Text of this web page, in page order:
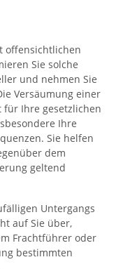
offensichtlichen
Sie solche
und nehmen Sie
Versäumung einer
für Ihre gesetzlichen
Ihre
Sie helfen
dem
geltend
Untergangs
auf Sie über,
Frachtführer oder
bestimmten